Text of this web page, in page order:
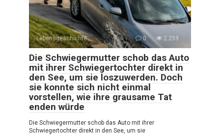
Lebensgeschichte 0 2.259
Die Schwiegermutter schob das Auto
mit ihrer Schwiegertochter direkt in
den See, um sie loszuwerden. Doch
sie konnte sich nicht einmal
vorstellen, wie ihre grausame Tat
enden würde
Die Schwiegermutter schob das Auto mit ihrer
Schwiegertochter direkt in den See, um sie